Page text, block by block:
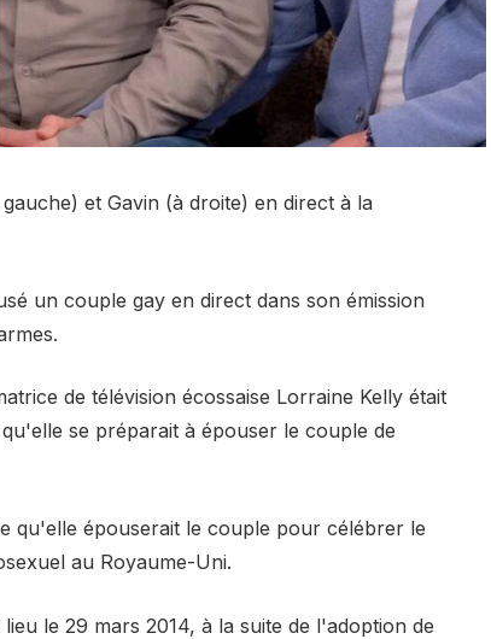
et Gavin (à droite) en direct à la
un couple gay en direct dans son émission
de télévision écossaise Lorraine Kelly était
se préparait à épouser le couple de
qu'elle épouserait le couple pour célébrer le
au Royaume-Uni.
le 29 mars 2014, à la suite de l'adoption de